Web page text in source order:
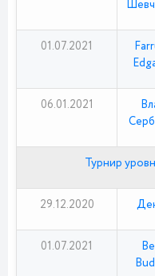
01.07.2021
06.01.2021
Турнир
29.12.2020
01.07.2021